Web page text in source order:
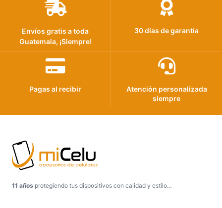
Envíos gratis a toda
Guatemala, ¡Siempre!
30 días de garantía
Pagas al recibir
Atención personalizada
siempre
11 años protegiendo tus dispositivos con calidad y estilo…